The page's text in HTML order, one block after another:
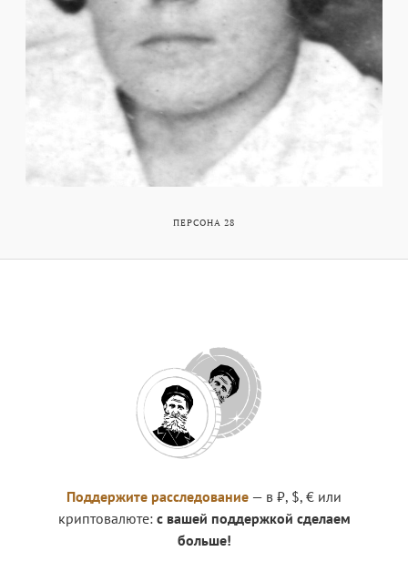
ПЕРСОНА 28
Поддержите расследование — в ₽, $, € или
криптовалюте: с вашей поддержкой сделаем
больше!